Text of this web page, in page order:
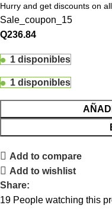
Hurry and get discounts on
Sale_coupon_15
Q236.84
1 disponibles
1 disponibles
Add to compare
Add to wishlist
Share:
19 People watching this